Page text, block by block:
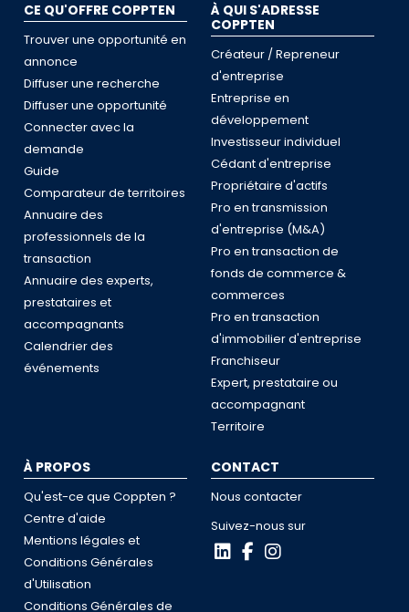
CE QU'OFFRE COPPTEN
Trouver une opportunité en
annonce
Diffuser une recherche
Diffuser une opportunité
Connecter avec la
demande
Guide
Comparateur de territoires
Annuaire des
professionnels de la
transaction
Annuaire des experts,
prestataires et
accompagnants
Calendrier des
événements
À QUI S'ADRESSE
COPPTEN
Créateur / Repreneur
d'entreprise
Entreprise en
développement
Investisseur individuel
Cédant d'entreprise
Propriétaire d'actifs
Pro en transmission
d'entreprise (M&A)
Pro en transaction de
fonds de commerce &
commerces
Pro en transaction
d'immobilier d'entreprise
Franchiseur
Expert, prestataire ou
accompagnant
Territoire
À PROPOS
Qu'est-ce que Coppten ?
Centre d'aide
Mentions légales et
Conditions Générales
d'Utilisation
Conditions Générales de
CONTACT
Nous contacter
Suivez-nous sur